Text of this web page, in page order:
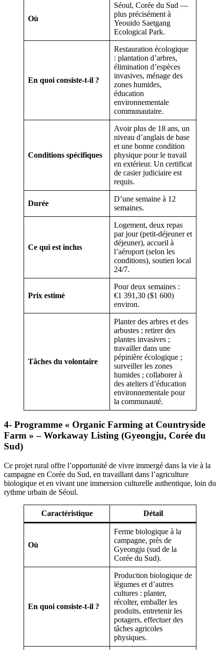
Où
Séoul, Corée du Sud —
plus précisément à
Yeouido Saetgang
Ecological Park.
En quoi consiste-t-il ?
Restauration écologique
: plantation d’arbres,
élimination d’espèces
invasives, ménage des
zones humides,
éducation
environnementale
communautaire.
Conditions spécifiques
Avoir plus de 18 ans, un
niveau d’anglais de base
et une bonne condition
physique pour le travail
en extérieur. Un certificat
de casier judiciaire est
requis.
Durée
D’une semaine à 12
semaines.
Ce qui est inclus
Logement, deux repas
par jour (petit-déjeuner et
déjeuner), accueil à
l’aéroport (selon les
conditions), soutien local
24/7.
Prix estimé
Pour deux semaines :
€1 391,30 ($1 600)
environ.
Tâches du volontaire
Planter des arbres et des
arbustes ; retirer des
plantes invasives ;
travailler dans une
pépinière écologique ;
surveiller les zones
humides ; collaborer à
des ateliers d’éducation
environnementale pour
la communauté.
4- Programme « Organic Farming at Countryside
Farm » – Workaway Listing (Gyeongju, Corée du
Sud)
Ce projet rural offre l’opportunité de vivre immergé dans la vie à la
campagne en Corée du Sud, en travaillant dans l’agriculture
biologique et en vivant une immersion culturelle authentique, loin du
rythme urbain de Séoul.
Caractéristique Détail
Où
Ferme biologique à la
campagne, près de
Gyeongju (sud de la
Corée du Sud).
En quoi consiste-t-il ?
Production biologique de
légumes et d’autres
cultures : planter,
récolter, emballer les
produits, entretenir les
potagers, effectuer des
tâches agricoles
physiques.